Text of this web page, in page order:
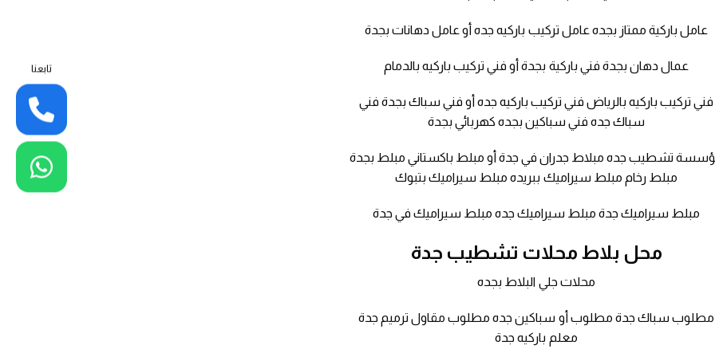
عامل باركية ممتاز بجده عامل تركيب باركيه جده أو عامل دهانات بجدة
عمال دهان بجدة فني باركية بجدة أو فني تركيب باركيه بالدمام
فني تركيب باركيه بالرياض فني تركيب باركيه جده أو فني سباك بجدة فني
سباك جده فني سباكين بجده كهربائي بجدة
تشطيب جده مبلاط جدران في جدة أو مبلط باكستاني مبلط بجدة
مبلط رخام مبلط سيراميك ببريده مبلط سيراميك بتبوك
مبلط سيراميك جدة مبلط سيراميك جده مبلط سيراميك في جدة
محل بلاط محلات تشطيب جدة
محلات جلي البلاط بجده
مطلوب سباك جدة مطلوب أو سباكين جده مطلوب مقاول ترميم جدة
معلم باركيه جدة
تابعنا